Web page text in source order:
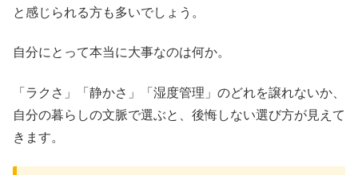
と感じられる方も多いでしょう。
自分にとって本当に大事なのは何か。
「ラクさ」「静かさ」「湿度管理」のどれを譲れないか、
自分の暮らしの文脈で選ぶと、後悔しない選び方が見えて
きます。